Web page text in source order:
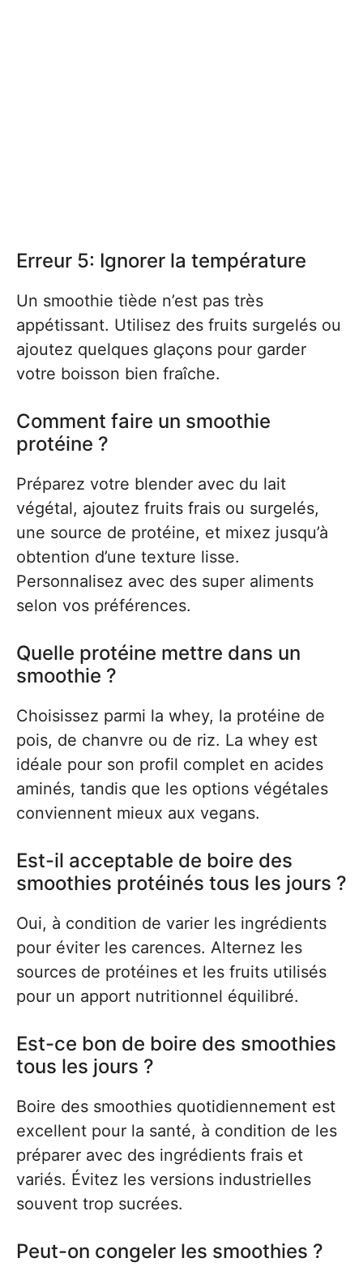
Erreur 5: Ignorer la température
Un smoothie tiède n’est pas très
appétissant. Utilisez des fruits surgelés ou
ajoutez quelques glaçons pour garder
votre boisson bien fraîche.
Comment faire un smoothie
protéine ?
Préparez votre blender avec du lait
végétal, ajoutez fruits frais ou surgelés,
une source de protéine, et mixez jusqu’à
obtention d’une texture lisse.
Personnalisez avec des super aliments
selon vos préférences.
Quelle protéine mettre dans un
smoothie ?
Choisissez parmi la whey, la protéine de
pois, de chanvre ou de riz. La whey est
idéale pour son profil complet en acides
aminés, tandis que les options végétales
conviennent mieux aux vegans.
Est-il acceptable de boire des
smoothies protéinés tous les jours ?
Oui, à condition de varier les ingrédients
pour éviter les carences. Alternez les
sources de protéines et les fruits utilisés
pour un apport nutritionnel équilibré.
Est-ce bon de boire des smoothies
tous les jours ?
Boire des smoothies quotidiennement est
excellent pour la santé, à condition de les
préparer avec des ingrédients frais et
variés. Évitez les versions industrielles
souvent trop sucrées.
Peut-on congeler les smoothies ?